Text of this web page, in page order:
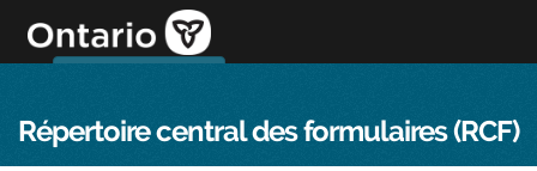
directement
au
Répertoire central des formulaires (RCF)